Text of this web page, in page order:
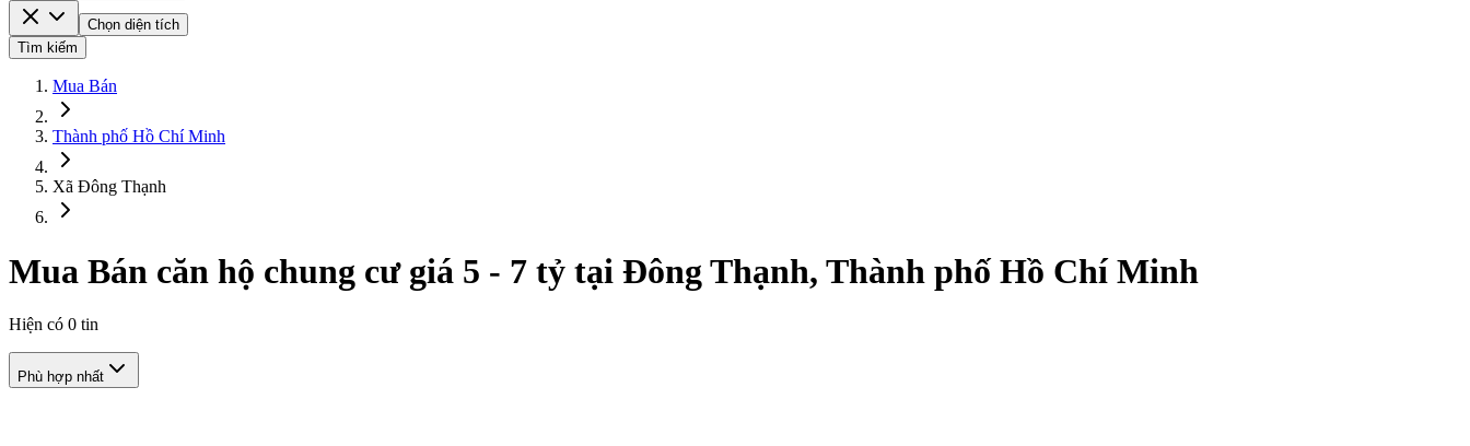
Chọn diện tích
Tìm kiếm
Mua Bán
Thành phố Hồ Chí Minh
Xã Đông Thạnh
Mua Bán căn hộ chung cư giá 5 - 7 tỷ tại Đông Thạnh, Thành phố Hồ Chí Minh
Hiện có 0 tin
Phù hợp nhất